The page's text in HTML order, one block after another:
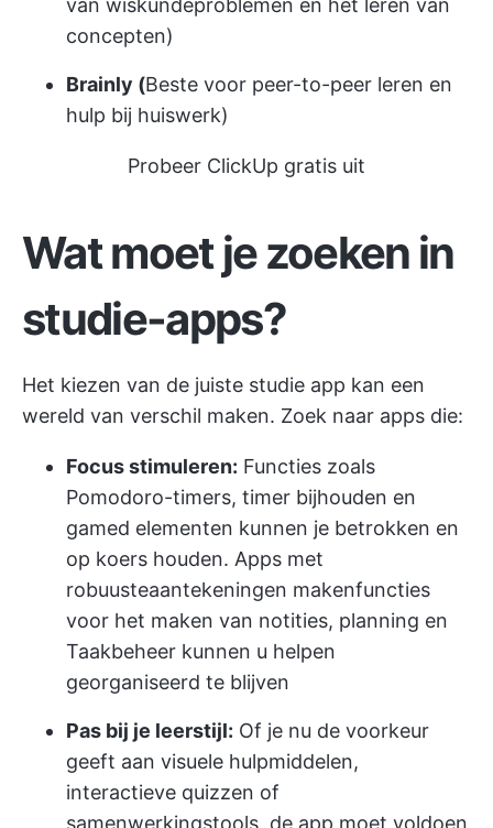
van wiskundeproblemen en het leren van
concepten)
Brainly (Beste voor peer-to-peer leren en
hulp bij huiswerk)
Probeer ClickUp gratis uit
Wat moet je zoeken in
studie-apps?
Het kiezen van de juiste studie app kan een
wereld van verschil maken. Zoek naar apps die:
Focus stimuleren: Functies zoals
Pomodoro-timers, timer bijhouden en
gamed elementen kunnen je betrokken en
op koers houden. Apps met
robuusteaantekeningen makenfuncties
voor het maken van notities, planning en
Taakbeheer kunnen u helpen
georganiseerd te blijven
Pas bij je leerstijl: Of je nu de voorkeur
geeft aan visuele hulpmiddelen,
interactieve quizzen of
samenwerkingstools, de app moet voldoen